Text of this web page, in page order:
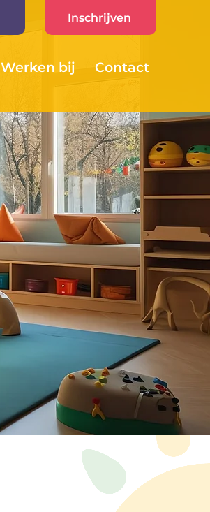
Inschrijven
Werken bij Contact